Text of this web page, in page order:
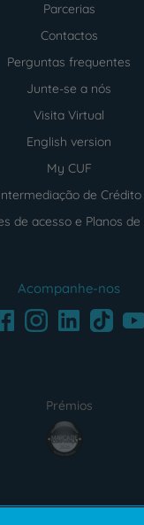
Parcerias
Contactos
Perguntas frequentes
Junte-se a nós
Visita Virtual
English version
My CUF
de Crédito
de acesso e Planos de
Acompanhe-nos
InstagramLinkedInTikTok
Prémios
award4